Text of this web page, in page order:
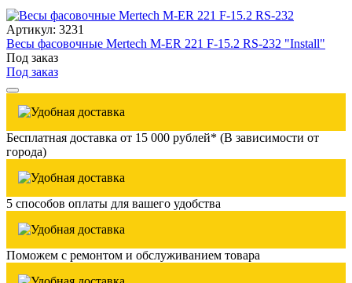
Артикул: 3231
Весы фасовочные Mertech M-ER 221 F-15.2 RS-232 "Install"
Под заказ
Под заказ
Бесплатная доставка от 15 000 рублей* (В зависимости от
города)
5 способов оплаты для вашего удобства
Поможем с ремонтом и обслуживанием товара